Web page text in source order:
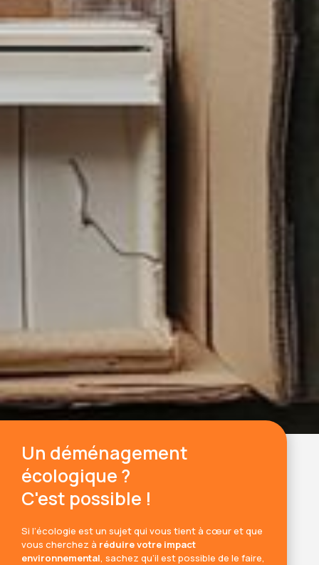
Un déménagement
écologique ?
C'est possible !
Si l’écologie est un sujet qui vous tient à cœur et que
vous cherchez à réduire votre impact
environnemental, sachez qu’il est possible de le faire,